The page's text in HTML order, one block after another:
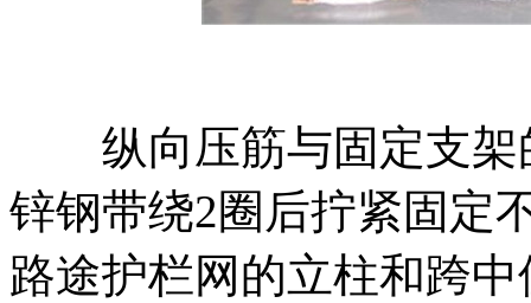
纵向压筋与固定支架
锌钢带绕2圈后拧紧固定
路途护栏网的立柱和跨